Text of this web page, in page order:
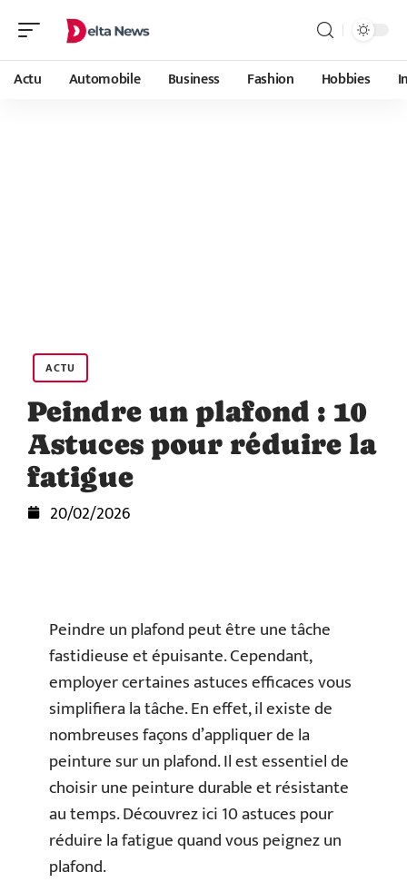
Actu Automobile Business Fashion Hobbies
ACTU
Peindre un plafond : 10
Astuces pour réduire la
fatigue
20/02/2026
Peindre un plafond peut être une tâche
fastidieuse et épuisante. Cependant,
employer certaines astuces efficaces vous
simplifiera la tâche. En effet, il existe de
nombreuses façons d’appliquer de la
peinture sur un plafond. Il est essentiel de
choisir une peinture durable et résistante
au temps. Découvrez ici 10 astuces pour
réduire la fatigue quand vous peignez un
plafond.